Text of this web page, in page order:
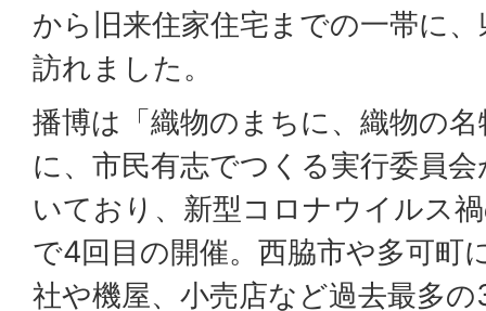
から旧来住家住宅までの一帯に
訪れました。
播博は「織物のまちに、織物の
に、市民有志でつくる実行委員
いており、新型コロナウイルス
で4回目の開催。西脇市や多可町
社や機屋、小売店など過去最多